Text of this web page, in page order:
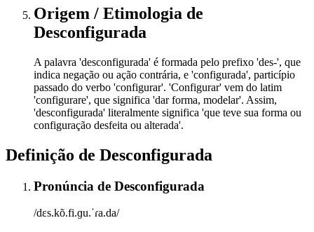
Origem / Etimologia de
Desconfigurada
A palavra 'desconfigurada' é formada pelo prefixo 'des-', que
indica negação ou ação contrária, e 'configurada', particípio
passado do verbo 'configurar'. 'Configurar' vem do latim
'configurare', que significa 'dar forma, modelar'. Assim,
'desconfigurada' literalmente significa 'que teve sua forma ou
configuração desfeita ou alterada'.
Definição de Desconfigurada
Pronúncia de Desconfigurada
/dɛs.kõ.fi.ɡu.ˈɾa.da/